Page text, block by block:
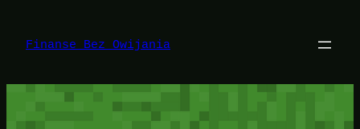
treści
Finanse Bez Owijania